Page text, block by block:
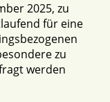
2025, zu
für eine
zu
werden